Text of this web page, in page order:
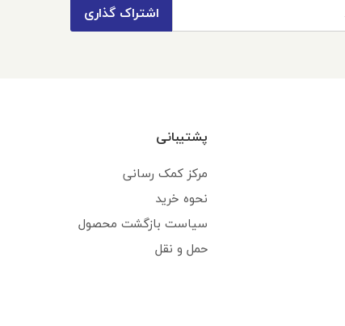
اشتراک گذاری
پشتیبانی
مرکز کمک رسانی
نحوه خرید
سیاست بازگشت محصول
حمل و نقل